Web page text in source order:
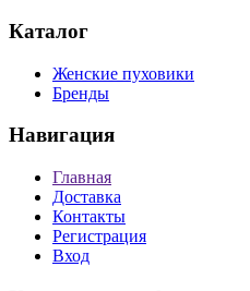
Каталог
Женские пуховики
Бренды
Навигация
Главная
Доставка
Контакты
Регистрация
Вход